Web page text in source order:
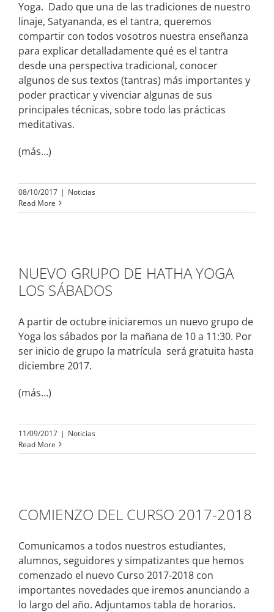
Yoga. Dado que una de las tradiciones de nuestro
linaje, Satyananda, es el tantra, queremos
compartir con todos vosotros nuestra enseñanza
para explicar detalladamente qué es el tantra
desde una perspectiva tradicional, conocer
algunos de sus textos (tantras) más importantes y
poder practicar y vivenciar algunas de sus
principales técnicas, sobre todo las prácticas
meditativas.
(más…)
08/10/2017 | Noticias
Read More
NUEVO GRUPO DE HATHA YOGA
LOS SÁBADOS
A partir de octubre iniciaremos un nuevo grupo de
Yoga los sábados por la mañana de 10 a 11:30. Por
ser inicio de grupo la matrícula será gratuita hasta
diciembre 2017.
(más…)
11/09/2017 | Noticias
Read More
COMIENZO DEL CURSO 2017-2018
Comunicamos a todos nuestros estudiantes,
alumnos, seguidores y simpatizantes que hemos
comenzado el nuevo Curso 2017-2018 con
importantes novedades que iremos anunciando a
lo largo del año. Adjuntamos tabla de horarios.